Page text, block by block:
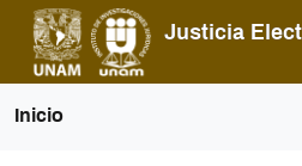
Justicia
Inicio